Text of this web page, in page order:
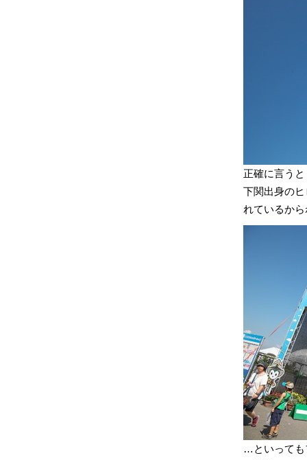
正確に言う
下関出身の
れているか
…といっても